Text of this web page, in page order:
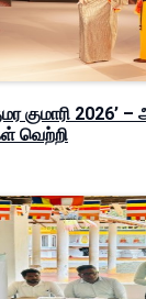
2026’ –
வெற்றி